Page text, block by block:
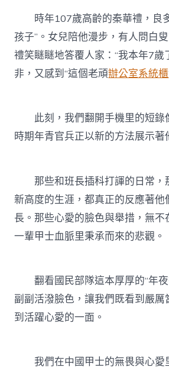
時年107歲高齡的秦華禮，良
孩子”。女兒陪他漫步，有人問白
禮笑瞇瞇地答覆人家：“我本年7歲
非，又感到“這個老頑辦公室系統櫃
此刻，我們翻開手機里的短錄
時期年青官兵正以新的方法展示著
那些和班長插科打諢的日常，
新高度的生涯，都真正的反應著他
長。那些心愛的臉色與舉措，無不
一輩甲士血脈里秉承而來的悲觀。
翻看國民部隊這本厚厚的“年夜
副副活潑臉色，讓我們既看到嚴厲
到活躍心愛的一面。
我們在中國甲士的無畏與心愛